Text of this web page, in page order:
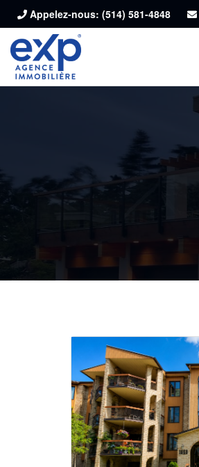
Appelez-nous: (514) 581-4848